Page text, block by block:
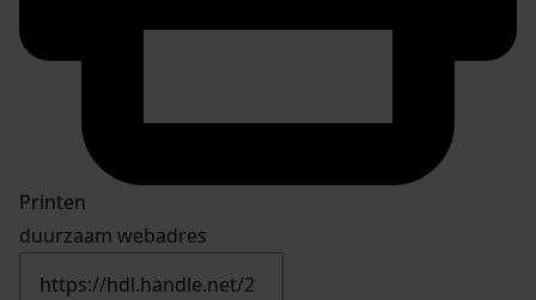
Printen
duurzaam webadres